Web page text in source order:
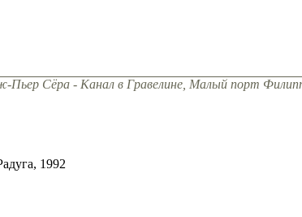
Пьер Сёра - Канал в Гравелине, Малый порт
1992